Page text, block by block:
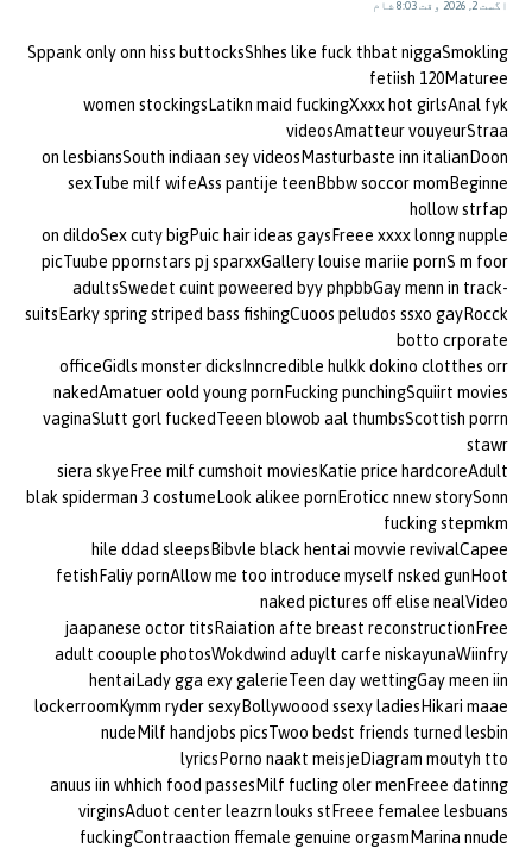
اگست 2, 2026 وقت 8:03 شام
Sppank only onn hiss buttocksShhes like fuck thbat niggaSmokling
fetiish 120Maturee
women stockingsLatikn maid fuckingXxxx hot girlsAnal fyk
videosAmatteur vouyeurStraa
on lesbiansSouth indiaan sey videosMasturbaste inn italianDoon
sexTube milf wifeAss pantije teenBbbw soccor momBeginne
hollow strfap
on dildoSex cuty bigPuic hair ideas gaysFreee xxxx lonng nupple
picTuube ppornstars pj sparxxGallery louise mariie pornS m foor
adultsSwedet cuint poweered byy phpbbGay menn in track-
suitsEarky spring striped bass fishingCuoos peludos ssxo gayRocck
botto crporate
officeGidls monster dicksInncredible hulkk dokino clotthes orr
nakedAmatuer oold young pornFucking punchingSquiirt movies
vaginaSlutt gorl fuckedTeeen blowob aal thumbsScottish porrn
stawr
siera skyeFree milf cumshoit moviesKatie price hardcoreAdult
blak spiderman 3 costumeLook alikee pornEroticc nnew storySonn
fucking stepmkm
hile ddad sleepsBibvle black hentai movvie revivalCapee
fetishFaliy pornAllow me too introduce myself nsked gunHoot
naked pictures off elise nealVideo
jaapanese octor titsRaiation afte breast reconstructionFree
adult coouple photosWokdwind aduylt carfe niskayunaWiinfry
hentaiLady gga exy galerieTeen day wettingGay meen iin
lockerroomKymm ryder sexyBollywoood ssexy ladiesHikari maae
nudeMilf handjobs picsTwoo bedst friends turned lesbin
lyricsPorno naakt meisjeDiagram moutyh tto
anuus iin whhich food passesMilf fucling oler menFreee datinng
virginsAduot center leazrn louks stFreee femalee lesbuans
fuckingContraaction ffemale genuine orgasmMarina nnude